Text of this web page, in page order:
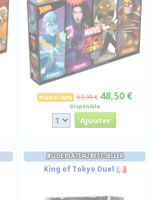
Promo -10% 53,90 € 48,50 €
Disponible
JEU DE PLATEAU BEST-SELLER
King of Tokyo Duel